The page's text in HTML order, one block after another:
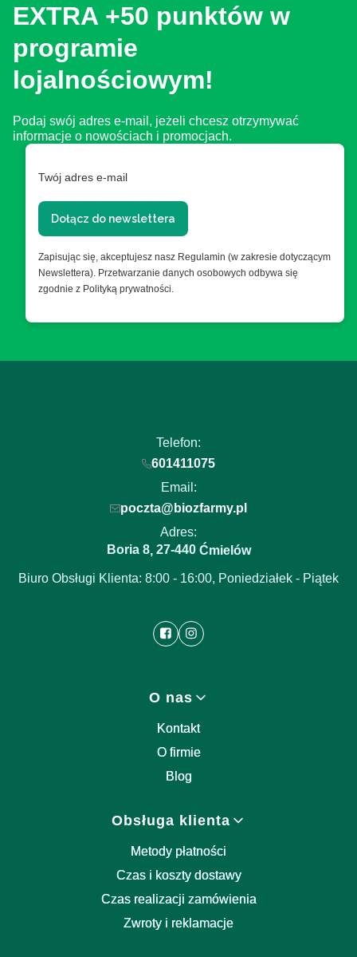
EXTRA +50 punktów w
programie
lojalnościowym!
Podaj swój adres e-mail, jeżeli chcesz otrzymywać
informacje o nowościach i promocjach.
Twój adres e-mail
Dołącz do newslettera
Zapisując się, akceptujesz nasz Regulamin (w zakresie dotyczącym
Newslettera). Przetwarzanie danych osobowych odbywa się
zgodnie z Polityką prywatności.
Telefon:
601411075
Email:
poczta@biozfarmy.pl
Adres:
Boria 8, 27-440Ćmielów
Biuro Obsługi Klienta: 8:00 - 16:00, Poniedziałek - Piątek
O nas
Kontakt
O firmie
Blog
Obsługa klienta
Metody płatności
Czas i koszty dostawy
Czas realizacji zamówienia
Zwroty i reklamacje